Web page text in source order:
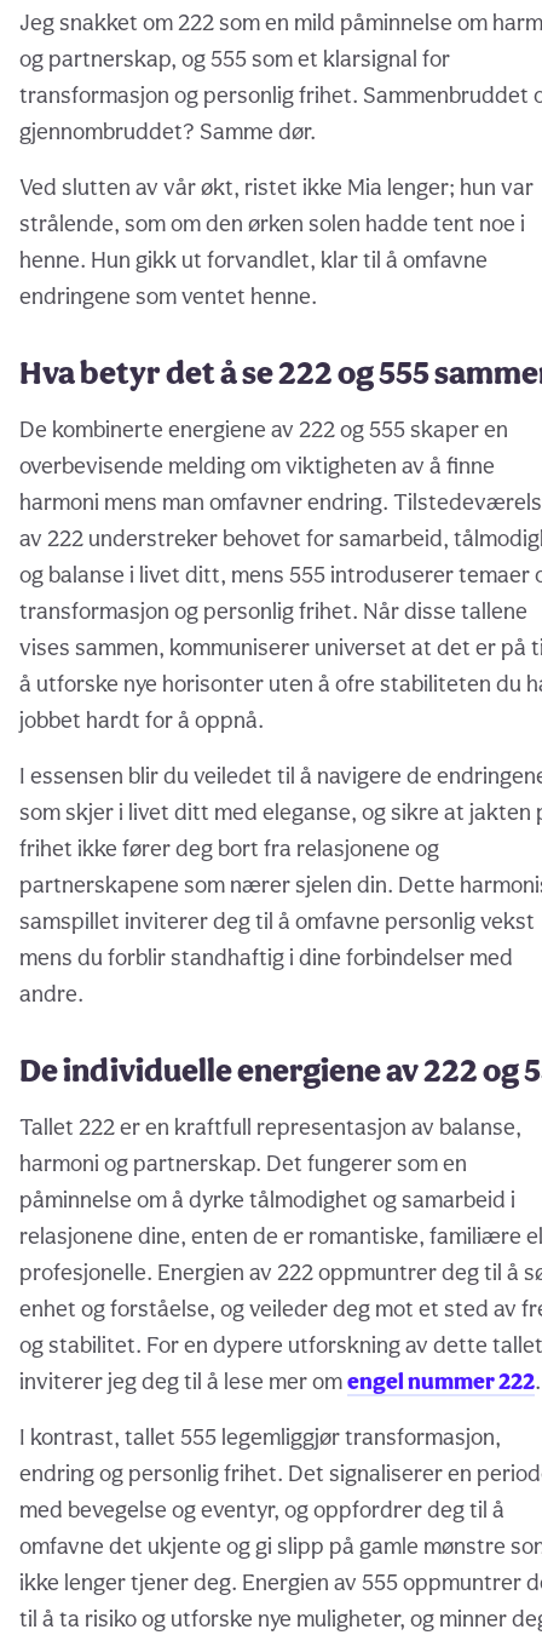
Jeg snakket om 222 som en mild påminnelse om
og partnerskap, og 555 som et klarsignal for
transformasjon og personlig frihet. Sammenbruddet
gjennombruddet? Samme dør.
Ved slutten av vår økt, ristet ikke Mia lenger; hun var
strålende, som om den ørken solen hadde tent noe i
henne. Hun gikk ut forvandlet, klar til å omfavne
endringene som ventet henne.
Hva betyr det å se 222 og 555
De kombinerte energiene av 222 og 555 skaper en
overbevisende melding om viktigheten av å finne
harmoni mens man omfavner endring.
av 222 understreker behovet for samarbeid,
og balanse i livet ditt, mens 555 introduserer temaer
transformasjon og personlig frihet. Når disse tallene
vises sammen, kommuniserer universet at det er på
å utforske nye horisonter uten å ofre stabiliteten du
jobbet hardt for å oppnå.
I essensen blir du veiledet til å navigere de
som skjer i livet ditt med eleganse, og sikre at jakten
frihet ikke fører deg bort fra relasjonene og
partnerskapene som nærer sjelen din. Dette
samspillet inviterer deg til å omfavne personlig vekst
mens du forblir standhaftig i dine forbindelser med
andre.
De individuelle energiene av 222 og
Tallet 222 er en kraftfull representasjon av balanse,
harmoni og partnerskap. Det fungerer som en
påminnelse om å dyrke tålmodighet og samarbeid i
relasjonene dine, enten de er romantiske, familiære
profesjonelle. Energien av 222 oppmuntrer deg til å
enhet og forståelse, og veileder deg mot et sted av
og stabilitet. For en dypere utforskning av dette
inviterer jeg deg til å lese mer omengel nummer 222.
I kontrast, tallet 555 legemliggjør transformasjon,
endring og personlig frihet. Det signaliserer en
med bevegelse og eventyr, og oppfordrer deg til å
omfavne det ukjente og gi slipp på gamle mønstre
ikke lenger tjener deg. Energien av 555 oppmuntrer
til å ta risiko og utforske nye muligheter, og minner